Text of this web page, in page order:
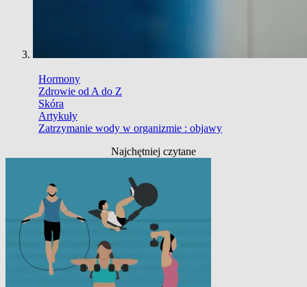
Hormony
Zdrowie od A do Z
Skóra
Artykuły
Zatrzymanie wody w organizmie : objawy
Najchętniej czytane